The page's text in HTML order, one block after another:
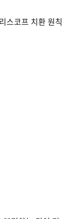
스코프 치환 원칙